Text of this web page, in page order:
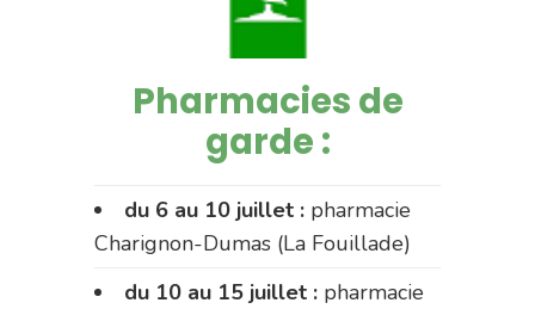
Pharmacies de
garde :
du 6 au 10 juillet : pharmacie
Charignon-Dumas (La Fouillade)
du 10 au 15 juillet : pharmacie